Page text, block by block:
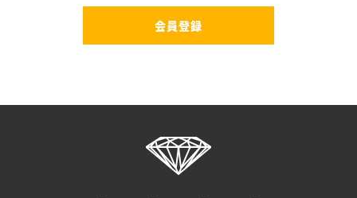
会員登録